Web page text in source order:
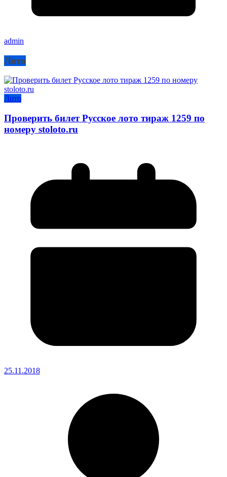
admin
Лото
Лото
Проверить билет Русское лото тираж 1259 по
номеру stoloto.ru
25.11.2018